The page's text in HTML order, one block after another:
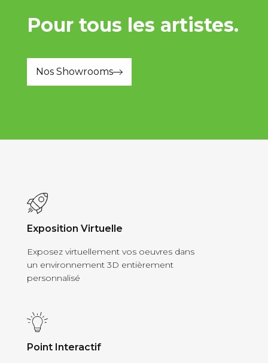
Pour tous les artistes.
Nos Showrooms
Exposition Virtuelle
Exposez virtuellement vos oeuvres dans
un environnement 3D entièrement
personnalisé
Point Interactif